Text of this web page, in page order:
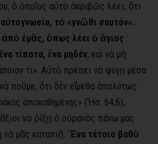
ὁ ὁποῖος αὐτὸ ἀκριβῶς λέει, ὅτι
τὸ «γνῶθι σαυτόν».
ἐμᾶς, ὅπως λέει ὁ ἅγιος
τίποτα, ἕνα μηδέν, καὶ νὰ μὴ
τι». Αὐτὸ πρέπει νὰ φύγῃ μέσα
ποῦμε, ὅτι δὲν εἴμεθα ἀπολύτως
ἀποκαθημένης» (Ἠσ. 64,6),
ἄξιοι νὰ ῥίξῃ ὁ οὐρανὸς πάνω μας
νὰ μᾶς καταπιῇ. Ἕνα τέτοιο βαθὺ